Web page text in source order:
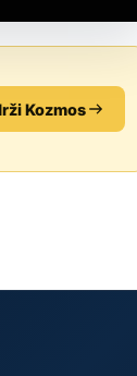
Kozmos